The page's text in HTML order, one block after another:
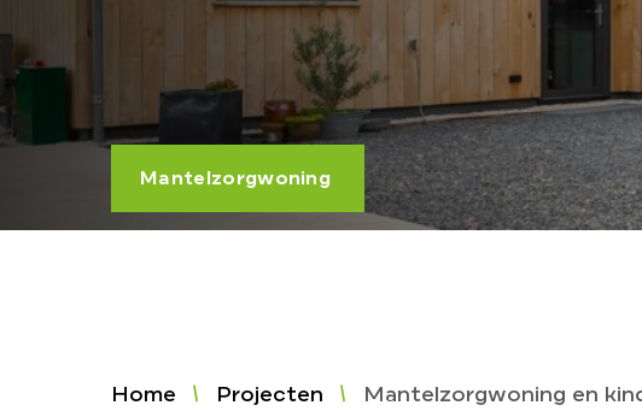
Mantelzorgwoning
Home Projecten Mantelzorgwoning en